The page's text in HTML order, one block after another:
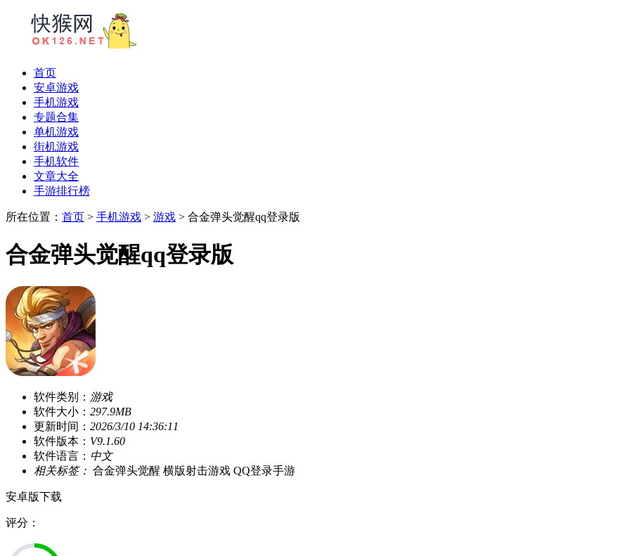
首页
安卓游戏
手机游戏
专题合集
单机游戏
街机游戏
手机软件
文章大全
手游排行榜
所在位置： 首页 > 手机游戏 > 游戏 > 合金弹头觉醒qq登录版
合金弹头觉醒qq登录版
软件类别： 游戏
软件大小： 297.9MB
更新时间： 2026/3/10 14:36:11
软件版本： V9.1.60
软件语言： 中文
相关标签： 合金弹头觉醒 横版射击游戏 QQ登录手游
安卓版下载
评分：